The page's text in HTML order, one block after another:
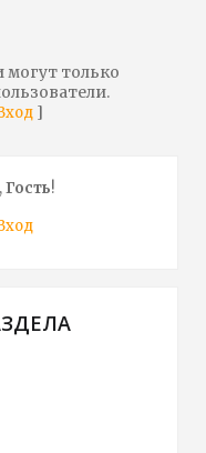
только
]
,Гость!